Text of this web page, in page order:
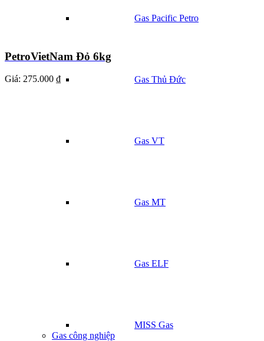
Gas Pacific Petro
Gas Thủ Đức
Gas VT
Gas MT
Gas ELF
MISS Gas
Gas công nghiệp
PetroVietNam Đỏ 6kg
Giá: 275.000 ₫